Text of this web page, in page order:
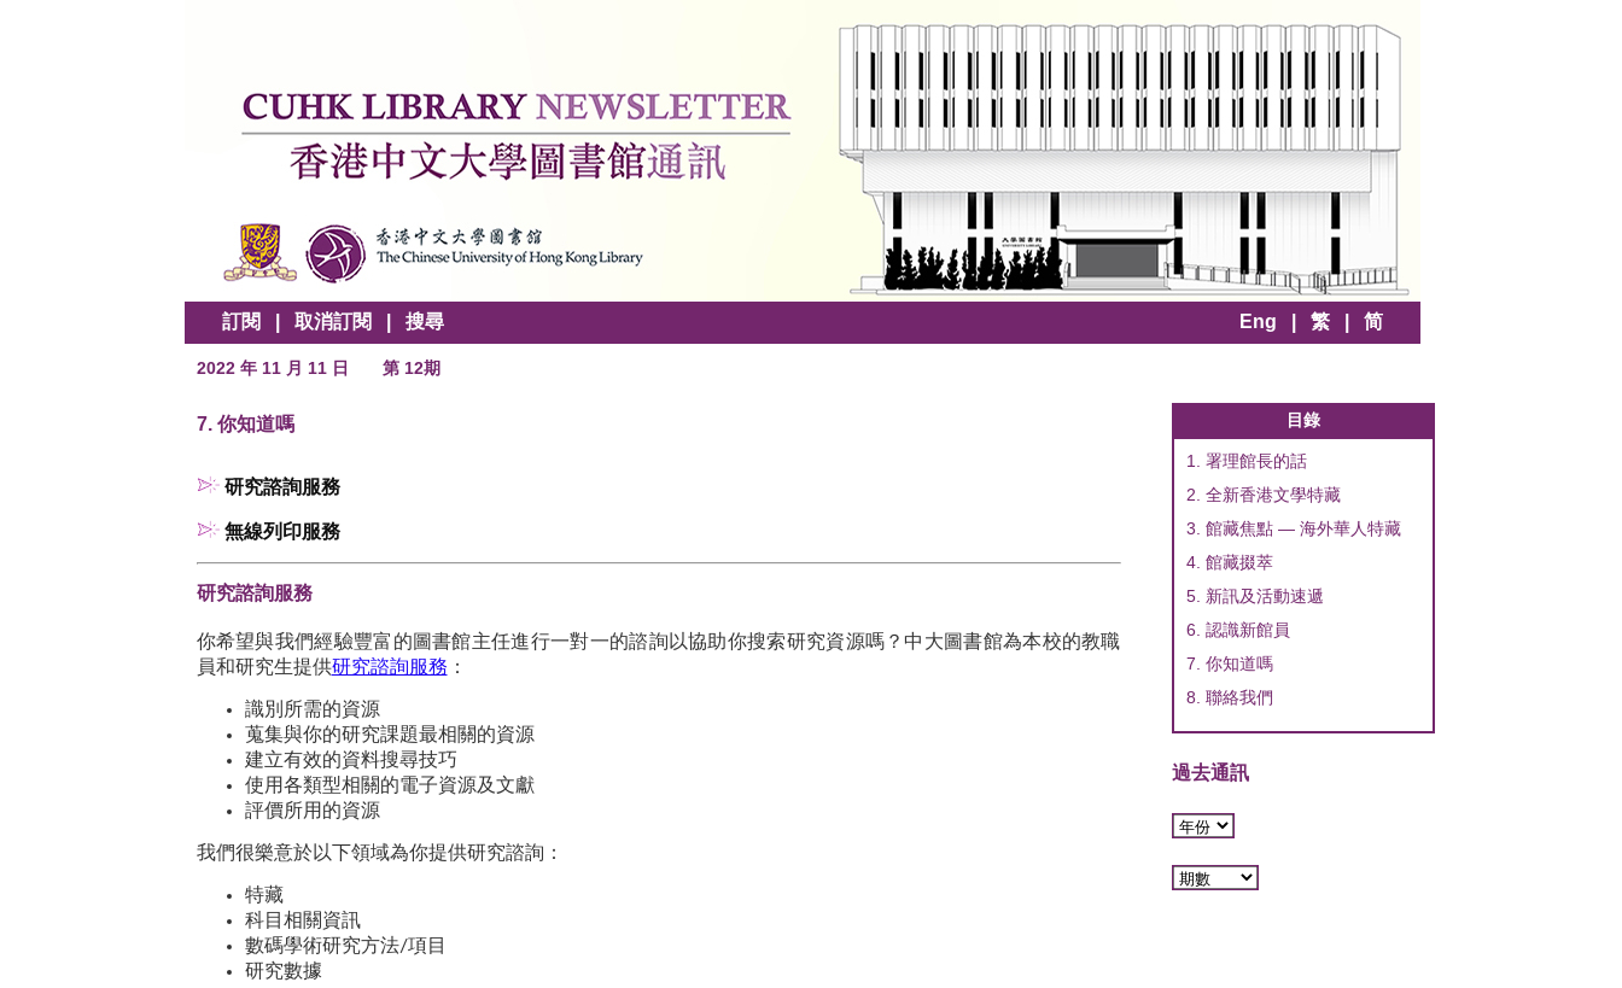
訂閱 取消訂閱 搜尋 Eng 繁 简
2022 年 11 月 11 日 第 12期
7. 你知道嗎
研究諮詢服務
無線列印服務
研究諮詢服務
你希望與我們經驗豐富的圖書館主任進行一對一的諮詢以協助你搜索研究資源嗎？中大圖書館為本校的教職
員和研究生提供研究諮詢服務 ：
識別所需的資源
蒐集與你的研究課題最相關的資源
建立有效的資料搜尋技巧
使用各類型相關的電子資源及文獻
評價所用的資源
我們很樂意於以下領域為你提供研究諮詢：
特藏
科目相關資訊
數碼學術研究方法/項目
研究數據
目錄
1. 署理館長的話
2. 全新香港文學特藏
3. 館藏焦點 — 海外華人特藏
4. 館藏掇萃
5. 新訊及活動速遞
6. 認識新館員
7. 你知道嗎
8. 聯絡我們
過去通訊